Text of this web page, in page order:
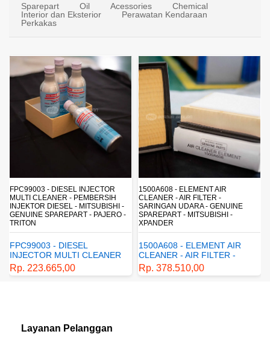
Sparepart Oil Acessories
Chemical
Interior dan Eksterior
Perawatan Kendaraan
Perkakas
FPC99003 - DIESEL INJECTOR
MULTI CLEANER - PEMBERSIH
INJEKTOR DIESEL - MITSUBISHI -
GENUINE SPAREPART - PAJERO -
TRITON
FPC99003 - DIESEL
INJECTOR MULTI CLEANER
- PEMBERSIH INJEKTOR
DIESEL - MITSUBISHI -
Rp. 223.665,00
1500A608 - ELEMENT AIR
CLEANER - AIR FILTER -
SARINGAN UDARA - GENUINE
SPAREPART - MITSUBISHI -
XPANDER
1500A608 - ELEMENT AIR
CLEANER - AIR FILTER -
SARINGAN UDARA -
GENUINE SPAREPART -
Rp. 378.510,00
Layanan Pelanggan